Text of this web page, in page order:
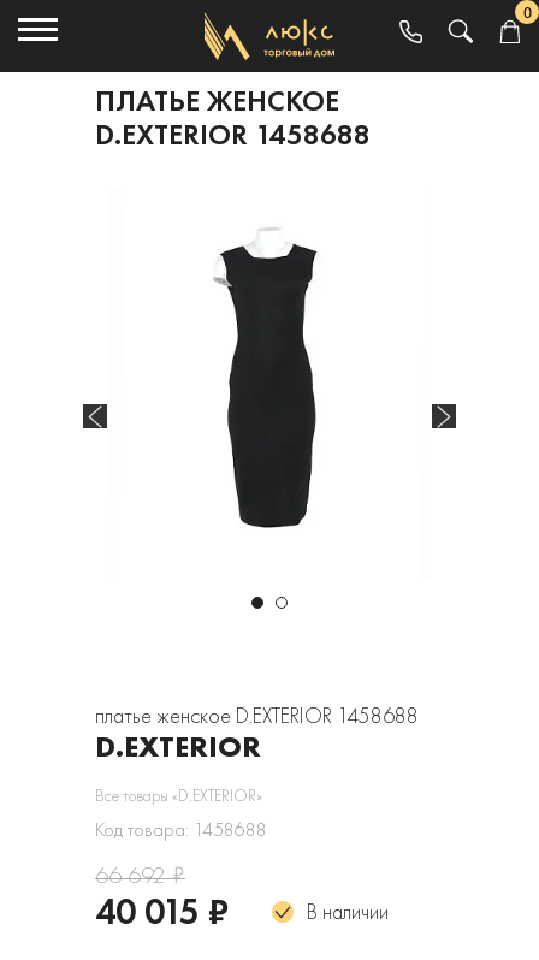
0
ПЛАТЬЕ ЖЕНСКОЕ
D.EXTERIOR 1458688
платье женское D.EXTERIOR 1458688
D.EXTERIOR
Все товары «D.EXTERIOR»
Код товара: 1458688
66 692 ₽
40 015 ₽ В наличии